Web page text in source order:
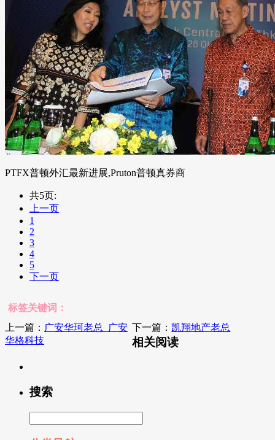
PTFX普顿外汇最新进展,Pruton普顿真券商
共5页:
上一页
1
2
3
4
5
下一页
标签关键词：
上一篇： 广安华珂老总_广安
华格科技
下一篇：凯翔地产老总
相关阅读
搜索